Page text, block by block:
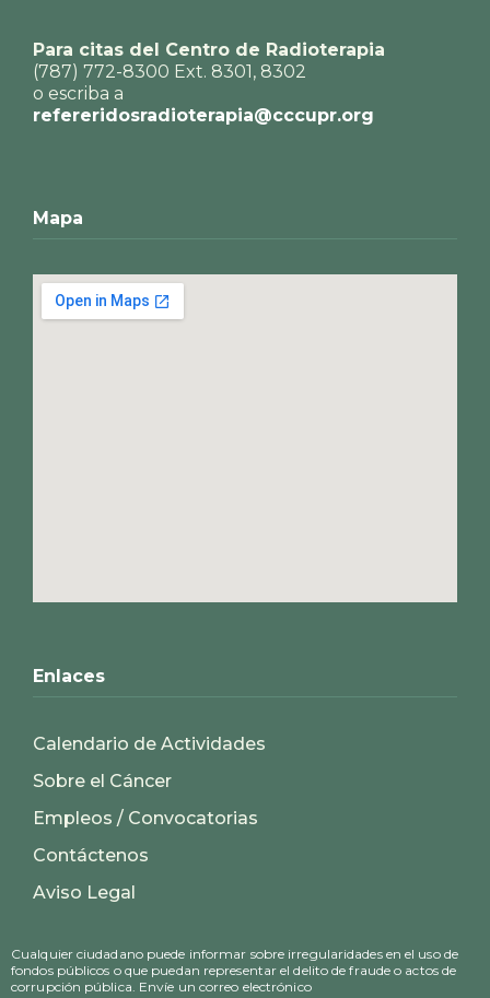
Para citas del Centro de Radioterapia
(787) 772-8300 Ext. 8301, 8302
o escriba a
refereridosradioterapia@cccupr.org
Mapa
Enlaces
Calendario de Actividades
Sobre el Cáncer
Empleos / Convocatorias
Contáctenos
Aviso Legal
Cualquier ciudadano puede informar sobre irregularidades en el uso de
fondos públicos o que puedan representar el delito de fraude o actos de
corrupción pública. Envíe un correo electrónico